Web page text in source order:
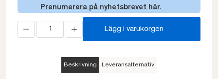
Prenumerera på nyhetsbrevet här.
Lägg i varukorgen
Beskrivning Leveransalternativ